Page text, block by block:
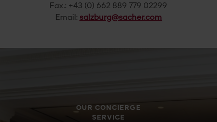
Fax.: +43 (0) 662 889 779 02299
Email: salzburg@sacher.com
OUR CONCIERGE
SERVICE